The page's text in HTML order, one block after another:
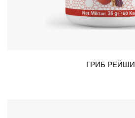
ГРИБ РЕЙШИ